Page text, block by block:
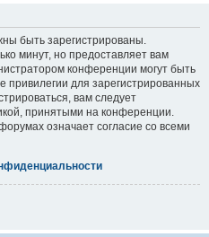
быть зарегистрированы.
минут, но предоставляет вам
конференции могут быть
привилегии для зарегистрированных
вам следует
принятыми на конференции.
означает согласие со всеми